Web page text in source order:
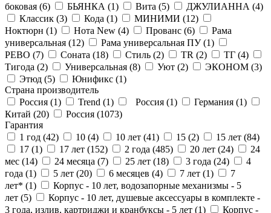
боковая (6) БЬЯНКА (1) Вита (5) ДЖУЛИАННА (4)
Классик (3) Кода (1) МИНИМИ (12)
Ноктюрн (1) Нота New (4) Прованс (6)
Рама
универсальная (12) Рама универсальная ПУ (1)
РЕВО (7) Соната (18) Стиль (2) ТR (2) ТГ (4)
Тигода (2) Универсальная (8) Уют (2) ЭКОНОМ (3)
Этюд (5) Юнификс (1)
Страна производитель
Россия (1) Trend (1) Россия (1) Германия (1)
Китай (20) Россия (1073)
Гарантия
1 год (42) 10 (4) 10 лет (41) 15 (2) 15 лет (84)
17 (1) 17 лет (152) 2 года (485) 20 лет (24)
24
мес (14) 24 месяца (7) 25 лет (18) 3 года (24)
4
года (1) 5 лет (20) 6 месяцев (4) 7 лет (1)
7
лет* (1)
Корпус - 10 лет, водозапорные механизмы - 5
лет (5)
Корпус - 10 лет, душевые аксессуары в комплекте -
3 года, излив, картриджи и кранбуксы - 5 лет (1) Корпус -